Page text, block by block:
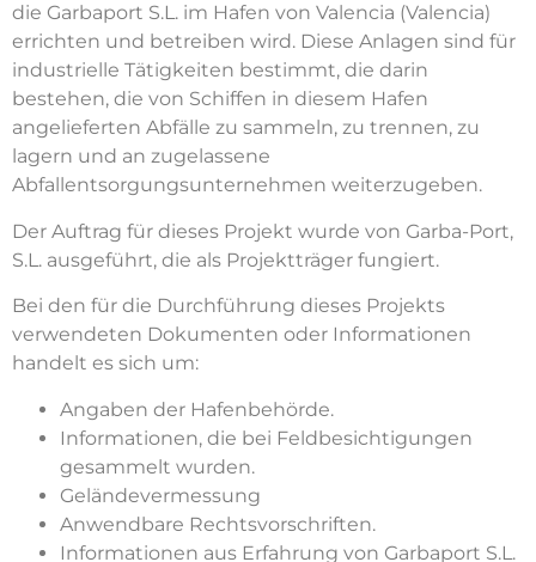
die Garbaport S.L. im Hafen von Valencia (Valencia)
errichten und betreiben wird. Diese Anlagen sind für
industrielle Tätigkeiten bestimmt, die darin
bestehen, die von Schiffen in diesem Hafen
angelieferten Abfälle zu sammeln, zu trennen, zu
lagern und an zugelassene
Abfallentsorgungsunternehmen weiterzugeben.
Der Auftrag für dieses Projekt wurde von Garba-Port,
S.L. ausgeführt, die als Projektträger fungiert.
Bei den für die Durchführung dieses Projekts
verwendeten Dokumenten oder Informationen
handelt es sich um:
Angaben der Hafenbehörde.
Informationen, die bei Feldbesichtigungen
gesammelt wurden.
Geländevermessung
Anwendbare Rechtsvorschriften.
Informationen aus Erfahrung von Garbaport S.L.